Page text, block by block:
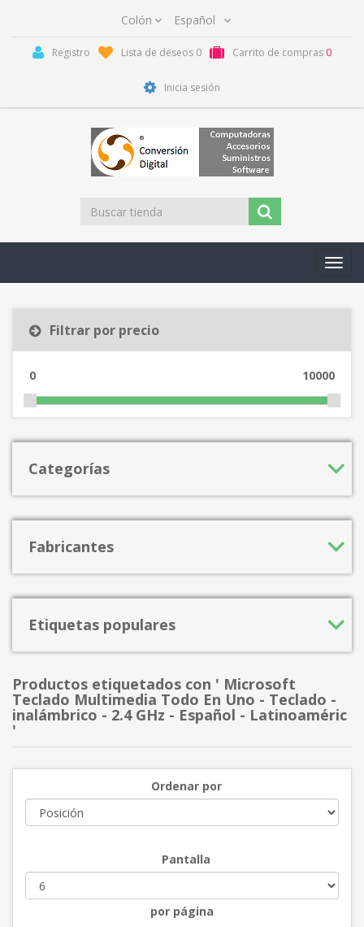
Registro Lista de deseos 0 Carrito de compras 0
Inicia sesión
Filtrar por precio
0 10000
Categorías
Fabricantes
Etiquetas populares
Productos etiquetados con ' Microsoft
Teclado Multimedia Todo En Uno - Teclado -
inalámbrico - 2.4 GHz - Español - Latinoaméric
'
Ordenar por
Pantalla
por página